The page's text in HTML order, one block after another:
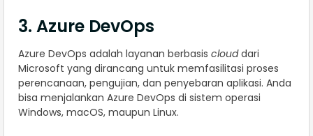
3. Azure DevOps
Azure DevOps adalah layanan berbasis clouddari
Microsoft yang dirancang untuk memfasilitasi proses
perencanaan, pengujian, dan penyebaran aplikasi. Anda
bisa menjalankan Azure DevOps di sistem operasi
Windows, macOS, maupun Linux.